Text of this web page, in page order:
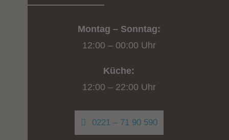
Montag – Sonntag:
12:00 – 00:00 Uhr
Küche:
12:00 – 22:00 Uhr
0221 – 71 90 590